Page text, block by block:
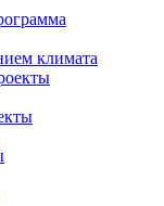
климата